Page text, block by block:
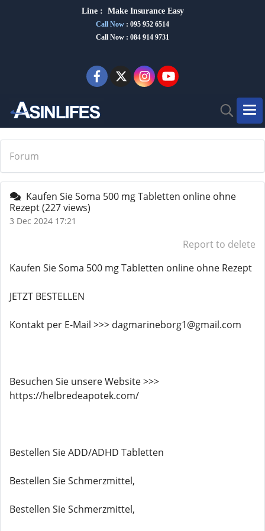
Line : Make Insurance Easy
Call Now : 095 952 6514
Call Now : 084 914 9731
Forum
Kaufen Sie Soma 500 mg Tabletten online ohne
Rezept(227 views)
3 Dec 2024 17:21
Report to delete
Kaufen Sie Soma 500 mg Tabletten online ohne Rezept
JETZT BESTELLEN
Kontakt per E-Mail >>> dagmarineborg1@gmail.com
Besuchen Sie unsere Website >>>
https://helbredeapotek.com/
Bestellen Sie ADD/ADHD Tabletten
Bestellen Sie Schmerzmittel,
Bestellen Sie Schmerzmittel,